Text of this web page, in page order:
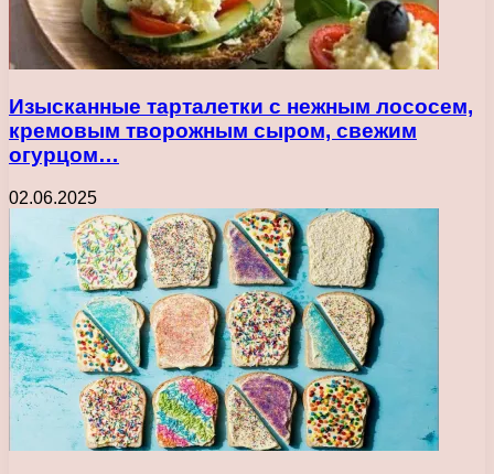
Изысканные тарталетки с нежным лососем,
кремовым творожным сыром, свежим
огурцом…
02.06.2025